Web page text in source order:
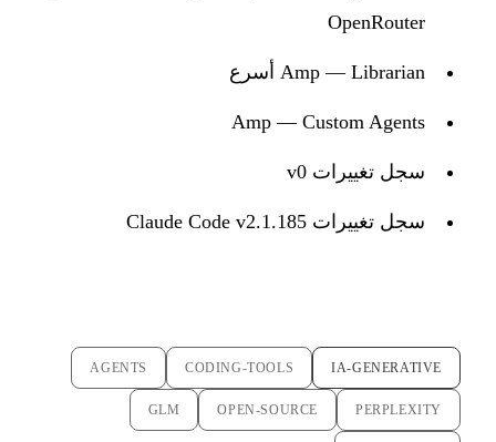
OpenRouter
Amp — Librarian أسرع
Amp — Custom Agents
سجل تغييرات v0
سجل تغييرات Claude Code v2.1.185
IA-GENERATIVE
CODING-TOOLS
AGENTS
PERPLEXITY
OPEN-SOURCE
GLM